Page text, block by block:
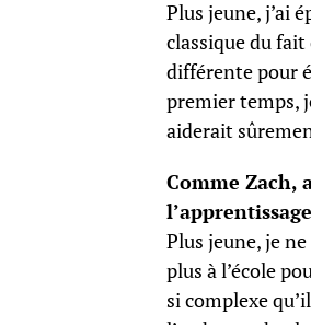
Plus jeune, j’ai
classique du
différente pour
premier temps,
aiderait
Comme Zach,
Plus jeune, je
plus à l’école
si complexe